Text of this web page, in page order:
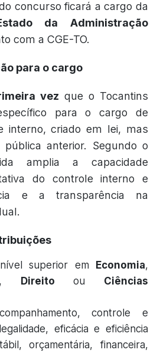
concurso ficará a cargo da
da Administração
com a CGE-TO.
para o cargo
vez que o Tocantins
para o cargo de
interno, criado em lei, mas
anterior. Segundo o
amplia a capacidade
do controle interno e
e a transparência na
superior em Economia,
, Direito ou Ciências
controle e
eficácia e eficiência
orçamentária, financeira,